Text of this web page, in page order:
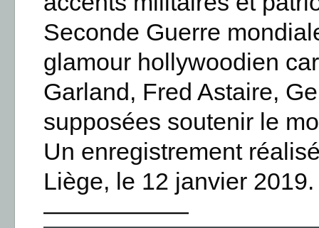
Seconde Guerre
glamour hollywoodien
Garland, Fred Astaire,
supposées soutenir le
Un enregistrement
Liège, le 12 janvier 2019.
——————